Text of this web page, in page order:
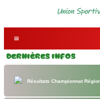
Dernières Infos
Résultats Championnat